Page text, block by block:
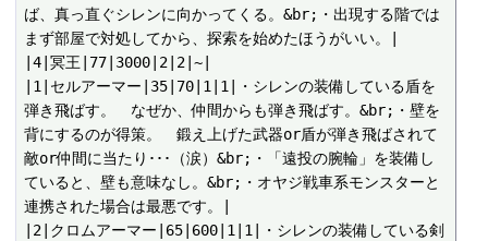
ば、真っ直ぐシレンに向かってくる。&br;・出現する階では
まず部屋で対処してから、探索を始めたほうがいい。|
|4|冥王|77|3000|2|2|~|
|1|セルアーマー|35|70|1|1|・シレンの装備している盾を
弾き飛ばす。　なぜか、仲間からも弾き飛ばす。&br;・壁を
背にするのが得策。　鍛え上げた武器or盾が弾き飛ばされて
敵or仲間に当たり･･･（涙）&br;・「遠投の腕輪」を装備し
ていると、壁も意味なし。&br;・オヤジ戦車系モンスターと
連携された場合は最悪です。|
|2|クロムアーマー|65|600|1|1|・シレンの装備している剣